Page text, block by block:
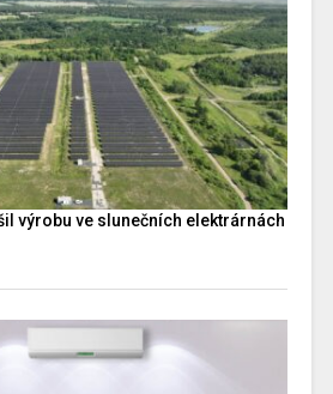
výrobu ve slunečních elektrárnách